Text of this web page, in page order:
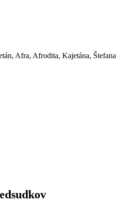
Afra, Afrodita, Kajetána, Štefana